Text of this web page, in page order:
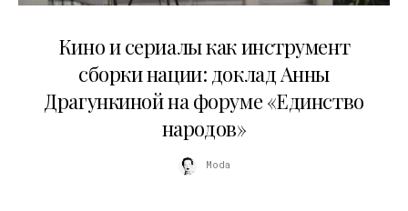
Кино и сериалы как инструмент
сборки нации: доклад Анны
Драгункиной на форуме «Единство
народов»
Moda